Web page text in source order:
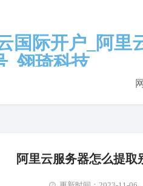
阿里云服务器怎么提取